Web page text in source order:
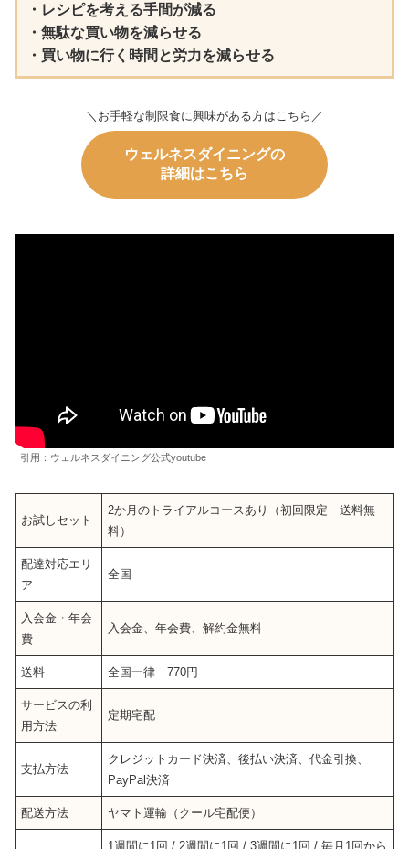
・レシピを考える手間が減る
・無駄な買い物を減らせる
・買い物に行く時間と労力を減らせる
＼お手軽な制限食に興味がある方はこちら／
ウェルネスダイニングの
詳細はこちら
引用：ウェルネスダイニング公式youtube
お試しセット
2か月のトライアルコースあり（初回限定 送料無
料）
配達対応エリ
ア
全国
入会金・年会
費
入会金、年会費、解約金無料
送料 全国一律 770円
サービスの利
用方法
定期宅配
支払方法
クレジットカード決済、後払い決済、代金引換、
PayPal決済
配送方法 ヤマト運輸（クール宅配便）
1週間に1回 / 2週間に1回 / 3週間に1回 / 毎月1回から